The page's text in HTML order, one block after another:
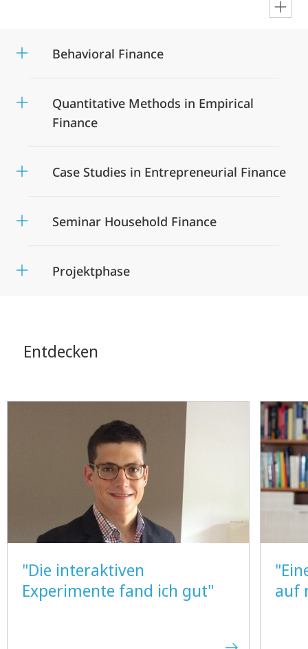
Behavioral Finance
Quantitative Methods in Empirical
Finance
Case Studies in Entrepreneurial Finance
Seminar Household Finance
Projektphase
Entdecken
"Die interaktiven
Experimente fand ich gut"
auf